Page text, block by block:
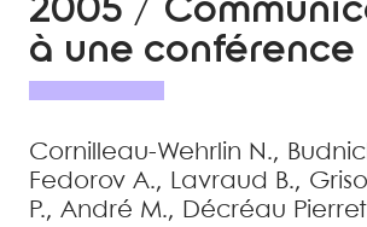
2005 /
à une conférence
Cornilleau-Wehrlin N.,
Fedorov A., Lavraud B.,
P., André M., Décréau